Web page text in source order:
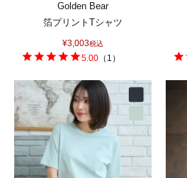
Golden Bear
箔プリントTシャツ
¥3,003税込
5.00 （ 1 ）